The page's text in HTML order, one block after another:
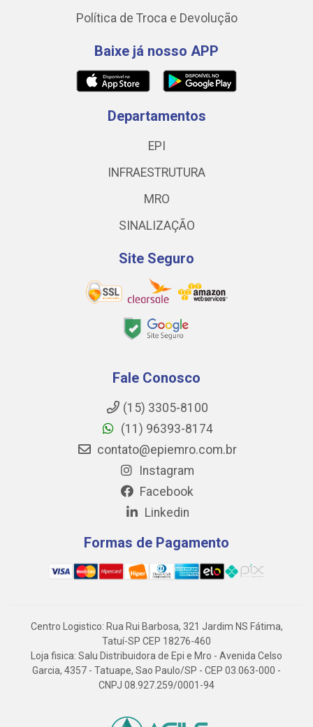
Política de Troca e Devolução
Baixe já nosso APP
Departamentos
EPI
INFRAESTRUTURA
MRO
SINALIZAÇÃO
Site Seguro
Fale Conosco
(15) 3305-8100
(11) 96393-8174
contato@epiemro.com.br
Instagram
Facebook
Linkedin
Formas de Pagamento
Centro Logistico: Rua Rui Barbosa, 321 Jardim NS Fátima,
Tatuí-SP CEP 18276-460
Loja fisica: Salu Distribuidora de Epi e Mro - Avenida Celso
Garcia, 4357 - Tatuape, Sao Paulo/SP - CEP 03.063-000 -
CNPJ 08.927.259/0001-94